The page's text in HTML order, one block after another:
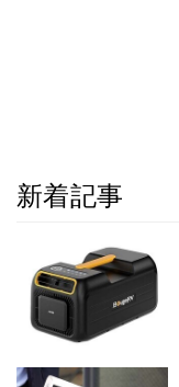
新着記事